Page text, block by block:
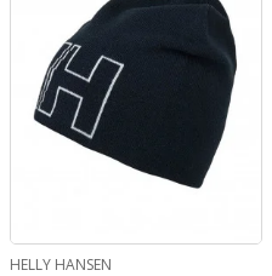
HELLY HANSEN